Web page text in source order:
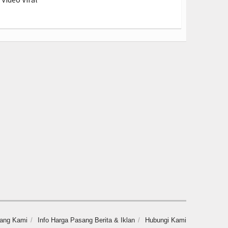
Kami Info Harga Pasang Berita & Iklan Hubungi Kami